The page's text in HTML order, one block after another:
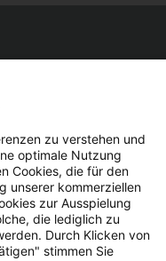
kein Problem.
LinkedIn
zu verstehen und
optimale Nutzung
Cookies, die für den
unserer kommerziellen
zur Ausspielung
die lediglich zu
Durch Klicken von
stimmen Sie